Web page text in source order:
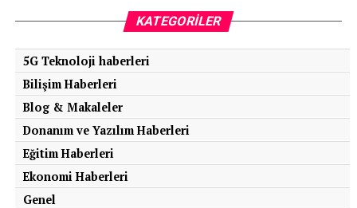
KATEGORILER
5G Teknoloji haberleri
Bilişim Haberleri
Blog & Makaleler
Donanım ve Yazılım Haberleri
Eğitim Haberleri
Ekonomi Haberleri
Genel